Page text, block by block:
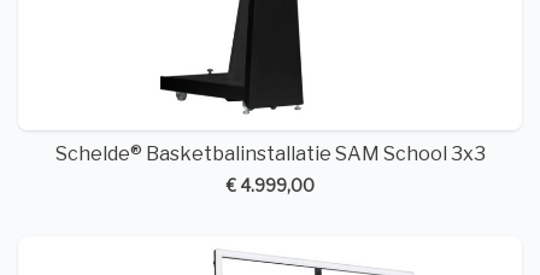
Schelde® Basketbalinstallatie SAM School 3x3
€ 4.999,00